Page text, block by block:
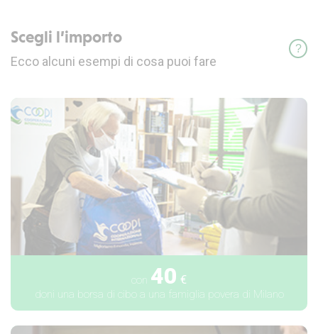
Scegli l’importo
Ecco alcuni esempi di cosa puoi fare
con 40 €
doni una borsa di cibo a una famiglia povera di Milano